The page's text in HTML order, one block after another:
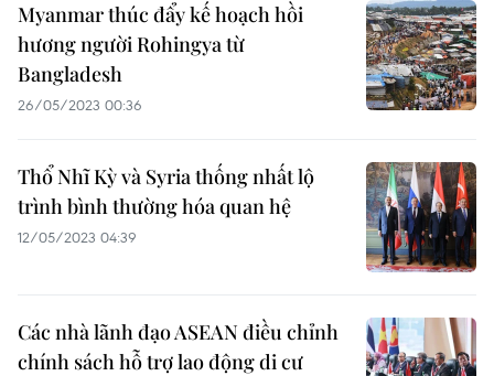
Myanmar thúc đẩy kế hoạch hồi
hương người Rohingya từ
Bangladesh
26/05/2023 00:36
Thổ Nhĩ Kỳ và Syria thống nhất lộ
trình bình thường hóa quan hệ
12/05/2023 04:39
Các nhà lãnh đạo ASEAN điều chỉnh
chính sách hỗ trợ lao động di cư